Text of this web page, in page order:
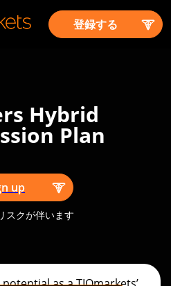
登録する
Hybrid
Plan
up
スクが伴います